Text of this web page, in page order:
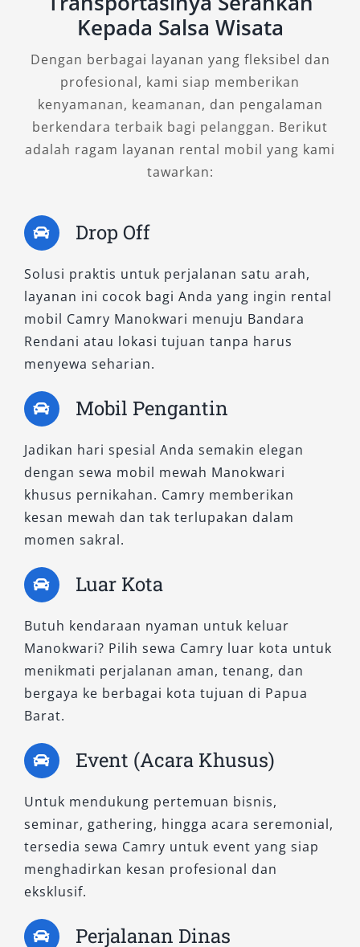
perjalanan.
Jika Anda menginginkan sewa mobil Camry
untuk keperluan event formal, penjemputan
tamu VIP, atau antar jemput Bandara, tipe ini
memberikan kesan profesional yang kuat.
Tersedia juga layanan sewa Camry dengan
sopir bagi Anda yang ingin fokus pada agenda
2. Camry Hybrid
Bagi pencinta kendaraan ramah lingkungan
dan teknologi modern, Camry Hybrid adalah
pilihan unggulan. Ditenagai kombinasi mesin
bensin dan motor listrik, mobil ini memberikan
efisiensi bahan bakar luar biasa tanpa
mengorbankan performa. Cocok untuk Anda
yang aktif, peduli lingkungan, dan ingin tampil
elegan.
Dengan tampilan eksterior futuristik dan kabin
yang sangat hening, Camry Hybrid
menciptakan atmosfer mewah dan tenang
selama perjalanan. Fitur canggih seperti Head-
hiburan layar sentuh menjadikan pengalaman
berkendara semakin menyenangkan.
Pilihan ini sangat diminati dalam layanan sewa
mobil mewah di Manokwari karena
menggabungkan citra eksklusif dengan
tanggung jawab ekologis. Cocok untuk
maupun keluarga yang menginginkan
perjalanan nyaman dengan kesan prestisius.
Memilih sewa mobil Camry dari layanan kami
berarti memilih kenyamanan, prestise, dan
efisiensi dalam satu paket. Baik Camry 2.5 V
yang unggul untuk aktivitas dinamis maupun
dan kepedulian lingkungan, keduanya siap
Kepada Salsa Wisata
Dengan berbagai layanan yang fleksibel dan
profesional, kami siap memberikan
kenyamanan, keamanan, dan pengalaman
berkendara terbaik bagi pelanggan. Berikut
adalah ragam layanan rental mobil yang kami
tawarkan:
Drop Off
Solusi praktis untuk perjalanan satu arah,
layanan ini cocok bagi Anda yang ingin rental
mobil Camry Manokwari menuju Bandara
Rendani atau lokasi tujuan tanpa harus
menyewa seharian.
Mobil Pengantin
Jadikan hari spesial Anda semakin elegan
dengan sewa mobil mewah Manokwari
khusus pernikahan. Camry memberikan
kesan mewah dan tak terlupakan dalam
momen sakral.
Luar Kota
Butuh kendaraan nyaman untuk keluar
Manokwari? Pilih sewa Camry luar kota untuk
menikmati perjalanan aman, tenang, dan
bergaya ke berbagai kota tujuan di Papua
Barat.
Event (Acara Khusus)
Untuk mendukung pertemuan bisnis,
seminar, gathering, hingga acara seremonial,
tersedia sewa Camry untuk event yang siap
menghadirkan kesan profesional dan
eksklusif.
Perjalanan Dinas